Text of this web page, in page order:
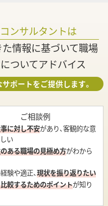
ンサルタントは
情報に基づいて職場
ついてアドバイス
ポートをご提供します。
ご相談例
に対し不安があり、客観的な意
い
ある職場の見極め方がわから
験や適正、現状を振り返りたい
較するためのポイントが知り